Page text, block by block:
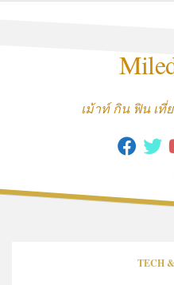
เม้าท์ กิน ฟิน เที่
TECH